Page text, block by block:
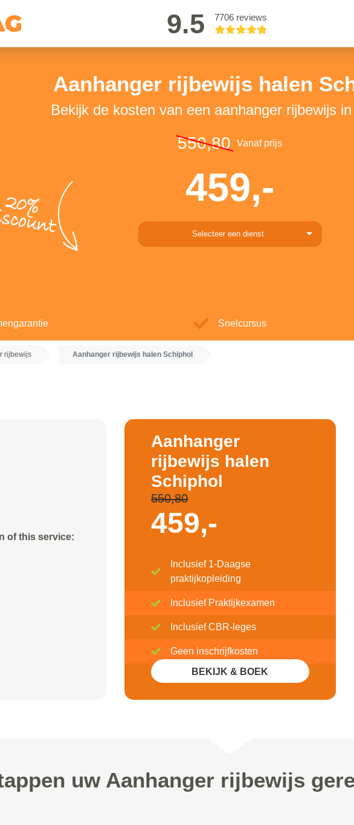
9.5 7706 reviews
Aanhanger rijbewijs halen
Bekijk de kosten van een aanhanger rijbewijs
20%
550,80 Vanaf prijs
459,-
Selecteer een dienst
Snelcursus
rijbewijs Aanhanger rijbewijs halen Schiphol
of this service:
Aanhanger
rijbewijs halen
Schiphol
550,80
459,-
Inclusief 1-Daagse
praktijkopleiding
Inclusief Praktijkexamen
Inclusief CBR-leges
Geen inschrijfkosten
Inclusief 20% Korting
BEKIJK & BOEK
uw Aanhanger rijbewijs